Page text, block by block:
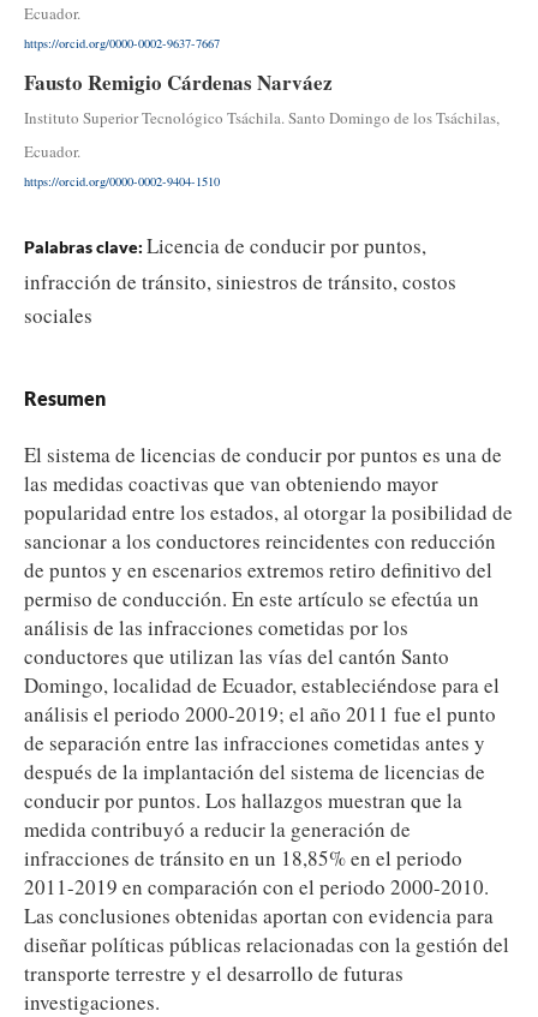
Ecuador.
https://orcid.org/0000-0002-9637-7667
Fausto Remigio Cárdenas Narváez
Instituto Superior Tecnológico Tsáchila. Santo Domingo de los Tsáchilas,
Ecuador.
https://orcid.org/0000-0002-9404-1510
Palabras clave: Licencia de conducir por puntos,
infracción de tránsito, siniestros de tránsito, costos
sociales
Resumen
El sistema de licencias de conducir por puntos es una de
las medidas coactivas que van obteniendo mayor
popularidad entre los estados, al otorgar la posibilidad de
sancionar a los conductores reincidentes con reducción
de puntos y en escenarios extremos retiro definitivo del
permiso de conducción. En este artículo se efectúa un
análisis de las infracciones cometidas por los
conductores que utilizan las vías del cantón Santo
Domingo, localidad de Ecuador, estableciéndose para el
análisis el periodo 2000-2019; el año 2011 fue el punto
de separación entre las infracciones cometidas antes y
después de la implantación del sistema de licencias de
conducir por puntos. Los hallazgos muestran que la
medida contribuyó a reducir la generación de
infracciones de tránsito en un 18,85% en el periodo
2011-2019 en comparación con el periodo 2000-2010.
Las conclusiones obtenidas aportan con evidencia para
diseñar políticas públicas relacionadas con la gestión del
transporte terrestre y el desarrollo de futuras
investigaciones.